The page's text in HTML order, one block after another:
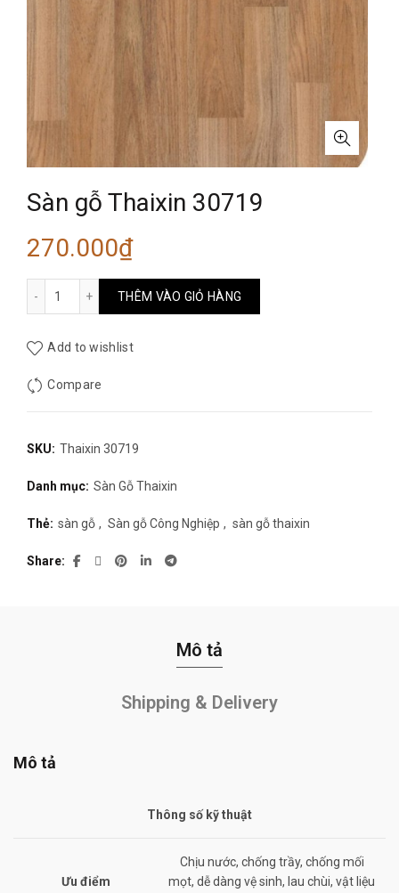
Sàn gỗ Thaixin 30719
270.000₫
Sàn gỗ Thaixin 30719 số lượng
THÊM VÀO GIỎ HÀNG
Add to wishlist
Compare
SKU: Thaixin 30719
Danh mục: Sàn Gỗ Thaixin
Thẻ: sàn gỗ , Sàn gỗ Công Nghiệp , sàn gỗ thaixin
Share
Mô tả
Shipping & Delivery
Mô tả
Thông số kỹ thuật
Ưu điểm
Chịu nước, chống trầy, chống mối
mọt, dễ dàng vệ sinh, lau chùi, vật liệu